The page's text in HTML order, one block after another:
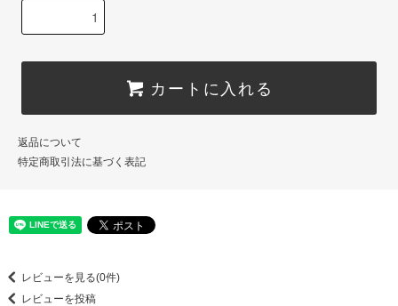
カートに入れる
返品について
特定商取引法に基づく表記
レビューを見る(0件)
レビューを投稿